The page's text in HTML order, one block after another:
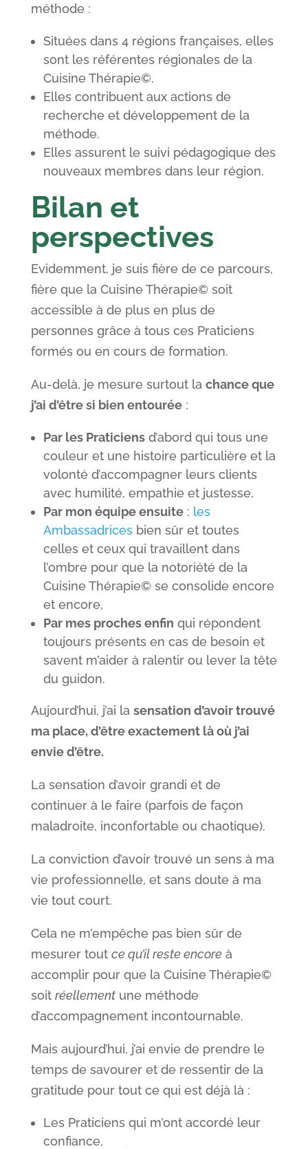
méthode :
Situées dans 4 régions françaises, elles
sont les référentes régionales de la
Cuisine Thérapie©.
Elles contribuent aux actions de
recherche et développement de la
méthode.
Elles assurent le suivi pédagogique des
nouveaux membres dans leur région.
Bilan et
perspectives
Evidemment, je suis fière de ce parcours,
fière que la Cuisine Thérapie© soit
accessible à de plus en plus de
personnes grâce à tous ces Praticiens
formés ou en cours de formation.
Au-delà, je mesure surtout la chance que
j’ai d’être si bien entourée:
Par les Praticiensd’abord qui tous une
couleur et une histoire particulière et la
volonté d’accompagner leurs clients
avec humilité, empathie et justesse,
Par mon équipe ensuite: les
Ambassadricesbien sûr et toutes
celles et ceux qui travaillent dans
l’ombre pour que la notoriété de la
Cuisine Thérapie© se consolide encore
et encore,
Par mes proches enfin qui répondent
toujours présents en cas de besoin et
savent m’aider à ralentir ou lever la tête
du guidon.
Aujourd’hui, j’ai la sensation d’avoir trouvé
ma place, d’être exactement là où j’ai
envie d’être.
La sensation d’avoir grandi et de
continuer à le faire (parfois de façon
maladroite, inconfortable ou chaotique).
La conviction d’avoir trouvé un sens à ma
vie professionnelle, et sans doute à ma
vie tout court.
Cela ne m’empêche pas bien sûr de
mesurer tout ce qu’il reste encoreà
accomplir pour que la Cuisine Thérapie©
soit réellementune méthode
d’accompagnement incontournable.
Mais aujourd’hui, j’ai envie de prendre le
temps de savourer et de ressentir de la
gratitude pour tout ce qui est déjà là :
Les Praticiens qui m’ont accordé leur
confiance,